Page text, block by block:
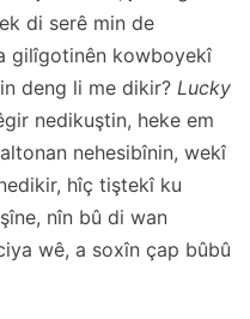
di serê min de
gilîgotinên kowboyekî
deng li me dikir? Lucky
nedikuştin, heke em
nehesibînin, wekî
hîç tiştekî ku
nîn bû di wan
wê, a soxîn çap bûbû